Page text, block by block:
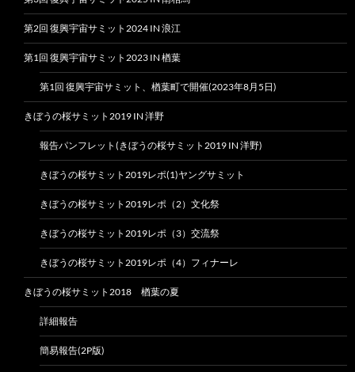
第2回 復興宇宙サミット2024 IN 浪江
第1回 復興宇宙サミット2023 IN 楢葉
第1回 復興宇宙サミット、楢葉町で開催(2023年8月5日)
きぼうの桜サミット2019 IN 洋野
報告パンフレット(きぼうの桜サミット2019 IN 洋野)
きぼうの桜サミット2019レポ(1)ヤングサミット
きぼうの桜サミット2019レポ（2）文化祭
きぼうの桜サミット2019レポ（3）交流祭
きぼうの桜サミット2019レポ（4）フィナーレ
きぼうの桜サミット2018 楢葉の夏
詳細報告
簡易報告(2P版)